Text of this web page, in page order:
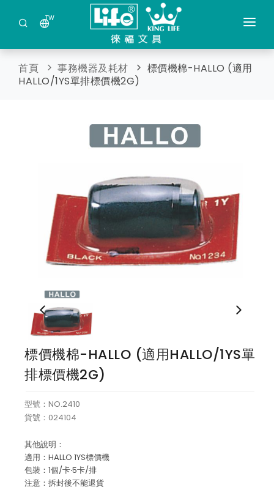
TW
公司簡介
最新商品
保管箱金庫及現金管理箱
日本DRETEC(多利可)產品
事務機器及耗材
剪裁類文具
桌上文具
事務針夾
製圖用品及各種尺類溫度計
放大光學儀器
方向望遠光學儀器
蠟筆及木材筆
首頁 事務機器及耗材
標價機棉-HALLO (適用
HALLO/1YS單排標價機2G)
標價機棉-HALLO (適用HALLO/1YS單
排標價機2G)
型號：NO.2410
貨號：024104
其他說明：
適用：HALLO 1YS標價機
包裝：1個/卡‧5卡/排
注意：拆封後不能退貨